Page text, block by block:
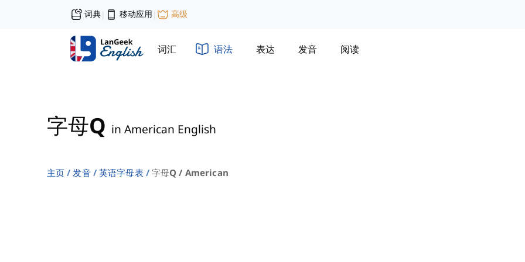
词典| 移动应用 | 高级
词汇 语法 表达 发音 阅读
字母Q in American English
主页 发音 英语字母表 字母q / American